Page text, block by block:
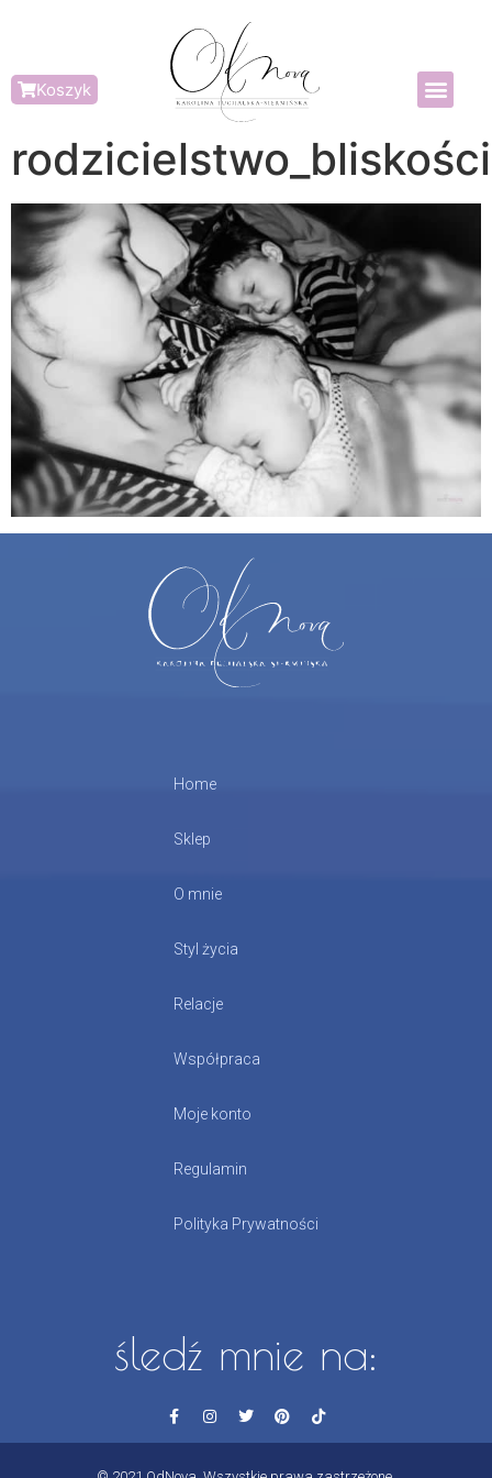
Koszyk
rodzicielstwo_bliskości
Home
Sklep
O mnie
Styl życia
Relacje
Współpraca
Moje konto
Regulamin
Polityka Prywatności
śledź mnie na: